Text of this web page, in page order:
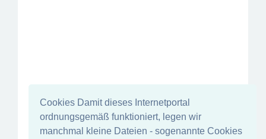
Cookies Damit dieses Internetportal
ordnungsgemäß funktioniert, legen wir
manchmal kleine Dateien - sogenannte Cookies